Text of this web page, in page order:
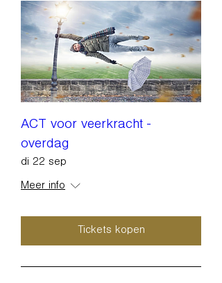
ACT voor veerkracht -
overdag
di 22 sep
Meer info
Tickets kopen